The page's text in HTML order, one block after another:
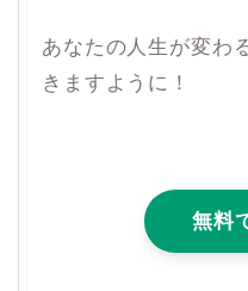
あなたの人生が変わ
きますように！
無料